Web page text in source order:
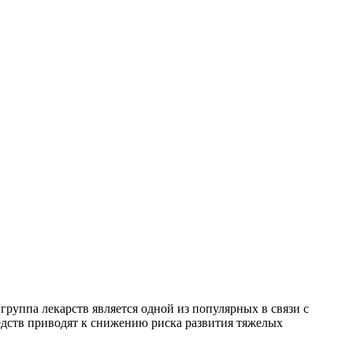
лекарств является одной из популярных в связи с
приводят к снижению риска развития тяжелых